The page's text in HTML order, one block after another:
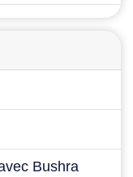
Bushra